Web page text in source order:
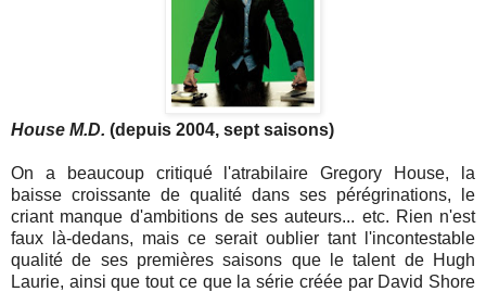
House M.D. (depuis 2004, sept saisons)
On a beaucoup critiqué l'atrabilaire Gregory House, la
baisse croissante de qualité dans ses pérégrinations, le
criant manque d'ambitions de ses auteurs... etc. Rien n'est
faux là-dedans, mais ce serait oublier tant l'incontestable
qualité de ses premières saisons que le talent de Hugh
Laurie, ainsi que tout ce que la série créée par David Shore